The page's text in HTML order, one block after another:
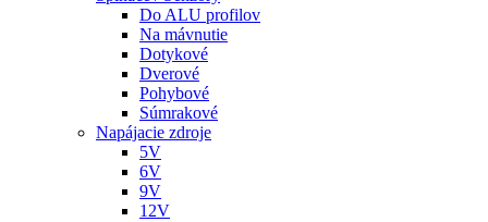
Do ALU profilov
Na mávnutie
Dotykové
Dverové
Pohybové
Súmrakové
Napájacie zdroje
5V
6V
9V
12V